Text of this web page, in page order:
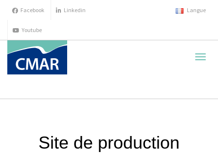
Facebook Linkedin
Youtube
Langue
Site de production